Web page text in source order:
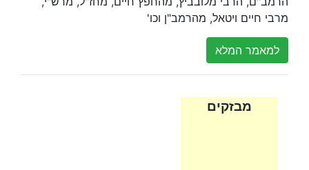
מרבי חיים ויטאל, מהרמב"ן וכו'
למאמר המלא
מבזקים